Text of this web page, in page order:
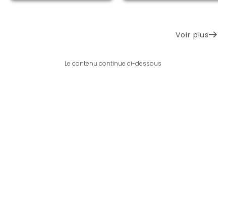
Voir plus
Le contenu continue ci-dessous